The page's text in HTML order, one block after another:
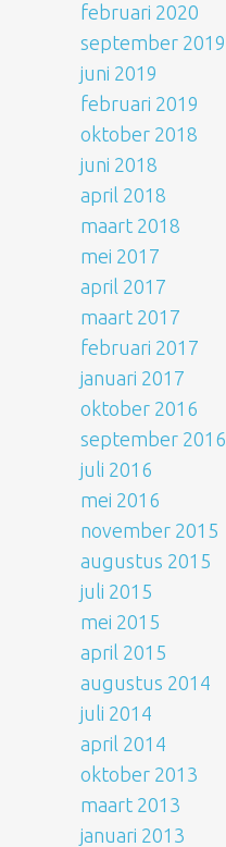
februari 2020
september 2019
juni 2019
februari 2019
oktober 2018
juni 2018
april 2018
maart 2018
mei 2017
april 2017
maart 2017
februari 2017
januari 2017
oktober 2016
september 2016
juli 2016
mei 2016
november 2015
augustus 2015
juli 2015
mei 2015
april 2015
augustus 2014
juli 2014
april 2014
oktober 2013
maart 2013
januari 2013